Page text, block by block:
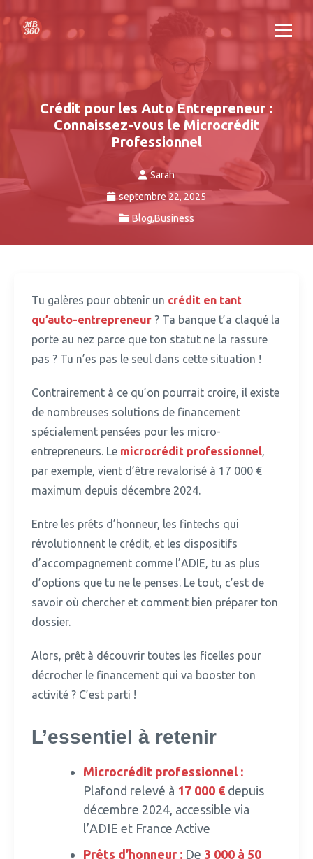
Crédit pour les Auto Entrepreneur :
Connaissez-vous le Microcrédit
Professionnel
Sarah
septembre 22, 2025
Blog,Business
Tu galères pour obtenir un crédit en tant
qu’auto-entrepreneur ? Ta banque t’a claqué la
porte au nez parce que ton statut ne la rassure
pas ? Tu n’es pas le seul dans cette situation !
Contrairement à ce qu’on pourrait croire, il existe
de nombreuses solutions de financement
spécialement pensées pour les micro-
entrepreneurs. Le microcrédit professionnel,
par exemple, vient d’être revalorisé à 17 000 €
maximum depuis décembre 2024.
Entre les prêts d’honneur, les fintechs qui
révolutionnent le crédit, et les dispositifs
d’accompagnement comme l’ADIE, tu as plus
d’options que tu ne le penses. Le tout, c’est de
savoir où chercher et comment bien préparer ton
dossier.
Alors, prêt à découvrir toutes les ficelles pour
décrocher le financement qui va booster ton
activité ? C’est parti !
L’essentiel à retenir
Microcrédit professionnel :
Plafond relevé à 17 000 € depuis
décembre 2024, accessible via
l’ADIE et France Active
Prêts d’honneur : De 3 000 à 50